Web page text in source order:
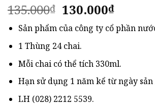
135.000₫ Giá
gốc
là:
135.000₫.
130.000₫Giá
hiện
tại
Sản phẩm của công ty cổ phần
1 Thùng 24 chai.
Mỗi chai có thể tích 330ml.
Hạn sử dụng 1 năm kể từ ngày sản
LH (028) 2212 5539.